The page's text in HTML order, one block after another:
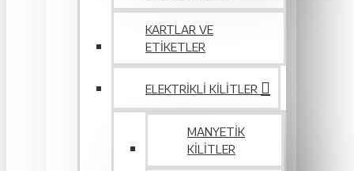
KARTLAR VE
ETIKETLER
ELEKTRIKLI KILITLER
MANYETIK
KILITLER